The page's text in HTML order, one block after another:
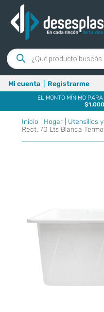
Búsqueda
de
productos
Mi cuenta Registrarme
EL MONTO MÍNIMO
Inicio Hogar| Utensilios
Rect. 70 Lts Blanca